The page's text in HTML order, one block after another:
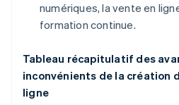
numériques, la vente en
formation continue.
Tableau récapitulatif des
inconvénients de la création
ligne